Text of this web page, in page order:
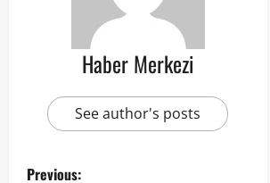
Haber Merkezi
See author's posts
Previous: